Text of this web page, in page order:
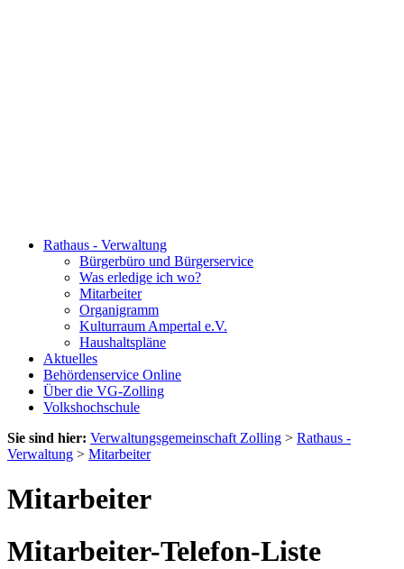
Rathaus - Verwaltung
Bürgerbüro und Bürgerservice
Was erledige ich wo?
Mitarbeiter
Organigramm
Kulturraum Ampertal e.V.
Haushaltspläne
Aktuelles
Behördenservice Online
Über die VG-Zolling
Volkshochschule
Sie sind hier: Verwaltungsgemeinschaft Zolling > Rathaus -
Verwaltung > Mitarbeiter
Mitarbeiter
Mitarbeiter-Telefon-Liste